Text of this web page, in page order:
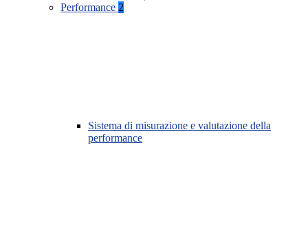
Performance 2
Sistema di misurazione e valutazione della
performance